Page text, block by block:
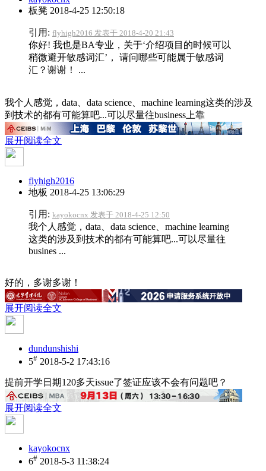
板凳 2018-4-25 12:50:18
引用: flyhigh2016 发表于 2018-4-20 21:43
你好! 我也是BA专业，关于‘介绍项目的时候可以
稍微避开敏感词汇’， 请问哪些可能属于敏感词
汇？谢谢！ ...
我个人感觉，data、data science、machine learning这类的涉及
到技术的都有可能算吧...可以尽量往business上靠
展开阅读全文
flyhigh2016
地板 2018-4-25 13:06:29
引用: kayokocnx 发表于 2018-4-25 12:50
我个人感觉，data、data science、machine learning
这类的涉及到技术的都有可能算吧...可以尽量往
busines ...
好的，多谢多谢！
展开阅读全文
dundunshishi
5# 2018-5-2 17:43:16
提前开学日期120多天issue了签证应该不会有问题吧？
展开阅读全文
kayokocnx
6# 2018-5-3 11:38:24